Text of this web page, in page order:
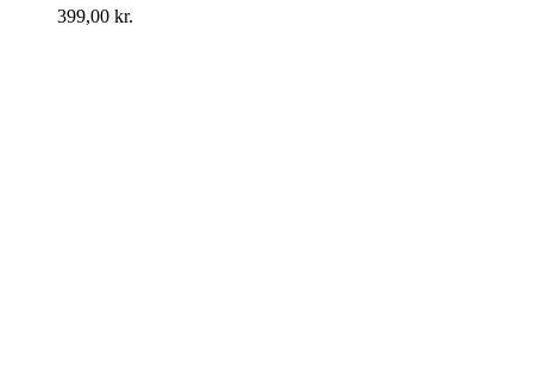
399,00 kr.